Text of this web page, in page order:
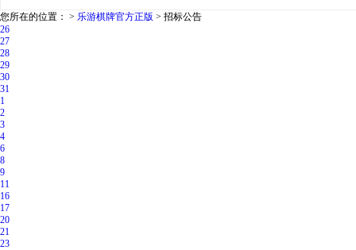
您所在的位置： > 乐游棋牌官方正版 > 招标公告
26
27
28
29
30
31
1
2
3
4
6
8
9
11
16
17
20
21
23